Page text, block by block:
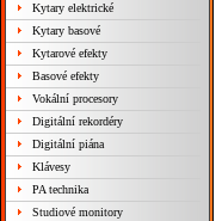
Kytary elektrické
Kytary basové
Kytarové efekty
Basové efekty
Vokální procesory
Digitální rekordéry
Digitální piána
Klávesy
PA technika
Studiové monitory